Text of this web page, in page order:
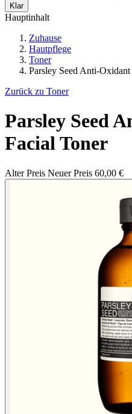
Klar
Hauptinhalt
Zuhause
Hautpflege
Toner
Parsley Seed Anti-
Zurück zu Toner
Parsley Seed
Facial Toner
Alter Preis Neuer Preis 60,00 €